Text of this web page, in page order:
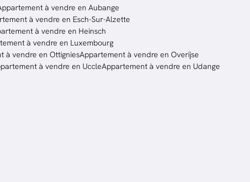
à vendre en Aubange
à vendre en Esch-Sur-Alzette
à vendre en Heinsch
à vendre en Luxembourg
à vendre en OttigniesAppartement à vendre en Overijse
à vendre en UccleAppartement à vendre en Udange